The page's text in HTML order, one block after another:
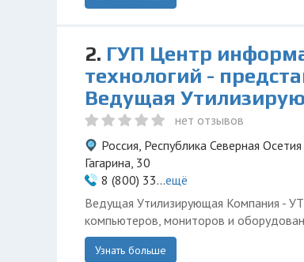
2. ГУП Центр
технологий -
Ведущая
нет отзывов
Россия, Республика Северная
Гагарина, 30
8 (800) 33...ещё
Ведущая Утилизирующая Компания
компьютеров, мониторов и
Узнать больше